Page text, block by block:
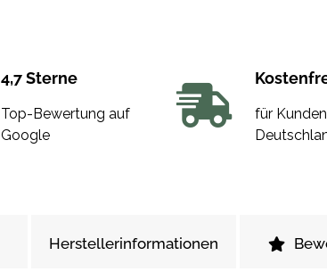
4,7 Sterne
Top-Bewertung auf
Google
für
Herstellerinformationen